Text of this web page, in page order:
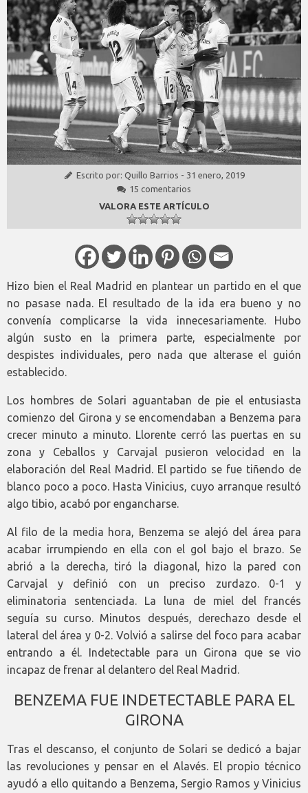
Escrito por: Quillo Barrios - 31 enero, 2019
15 comentarios
VALORA ESTE ARTÍCULO
Hizo bien el Real Madrid en plantear un partido en el que
no pasase nada. El resultado de la ida era bueno y no
convenía complicarse la vida innecesariamente. Hubo
algún susto en la primera parte, especialmente por
despistes individuales, pero nada que alterase el guión
establecido.
Los hombres de Solari aguantaban de pie el entusiasta
comienzo del Girona y se encomendaban a Benzema para
crecer minuto a minuto. Llorente cerró las puertas en su
zona y Ceballos y Carvajal pusieron velocidad en la
elaboración del Real Madrid. El partido se fue tiñendo de
blanco poco a poco. Hasta Vinicius, cuyo arranque resultó
algo tibio, acabó por engancharse.
Al filo de la media hora, Benzema se alejó del área para
acabar irrumpiendo en ella con el gol bajo el brazo. Se
abrió a la derecha, tiró la diagonal, hizo la pared con
Carvajal y definió con un preciso zurdazo. 0-1 y
eliminatoria sentenciada. La luna de miel del francés
seguía su curso. Minutos después, derechazo desde el
lateral del área y 0-2. Volvió a salirse del foco para acabar
entrando a él. Indetectable para un Girona que se vio
incapaz de frenar al delantero del Real Madrid.
BENZEMA FUE INDETECTABLE PARA EL
GIRONA
Tras el descanso, el conjunto de Solari se dedicó a bajar
las revoluciones y pensar en el Alavés. El propio técnico
ayudó a ello quitando a Benzema, Sergio Ramos y Vinicius